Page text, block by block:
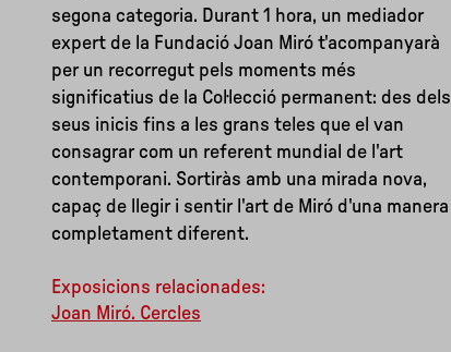
segona categoria. Durant 1 hora, un mediador
expert de la Fundació Joan Miró t'acompanyarà
per un recorregut pels moments més
significatius de la Col·lecció permanent: des dels
seus inicis fins a les grans teles que el van
consagrar com un referent mundial de l'art
contemporani. Sortiràs amb una mirada nova,
capaç de llegir i sentir l'art de Miró d'una manera
completament diferent.
Exposicions relacionades:
Joan Miró. Cercles